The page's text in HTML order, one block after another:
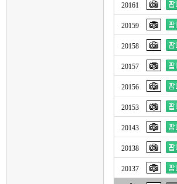
20161
20159
20158
20157
20156
20153
20143
20138
20137